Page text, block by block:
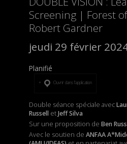
Screening | Forest
Robert Gardner
jeudi 29 février
Planifié
Ouvrir dans l’application
Double séance spéciale avec
RusselletJeff Silva
Sur une proposition de Ben
Avec le soutien de ANFAA